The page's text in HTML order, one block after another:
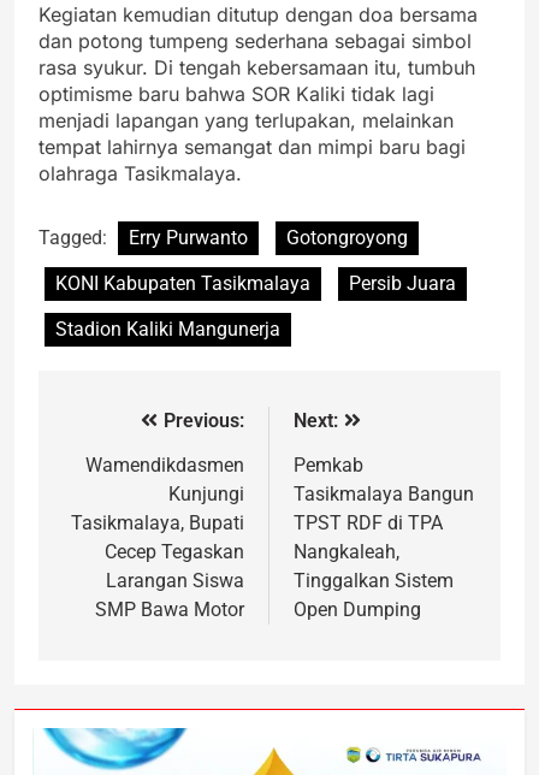
Kegiatan kemudian ditutup dengan doa bersama
dan potong tumpeng sederhana sebagai simbol
rasa syukur. Di tengah kebersamaan itu, tumbuh
optimisme baru bahwa SOR Kaliki tidak lagi
menjadi lapangan yang terlupakan, melainkan
tempat lahirnya semangat dan mimpi baru bagi
olahraga Tasikmalaya.
Tagged: Erry Purwanto
Gotongroyong
KONI Kabupaten Tasikmalaya
Persib Juara
Stadion Kaliki Mangunerja
Previous:
Wamendikdasmen
Kunjungi
Tasikmalaya, Bupati
Cecep Tegaskan
Larangan Siswa
SMP Bawa Motor
Next:
Pemkab
Tasikmalaya Bangun
TPST RDF di TPA
Nangkaleah,
Tinggalkan Sistem
Open Dumping